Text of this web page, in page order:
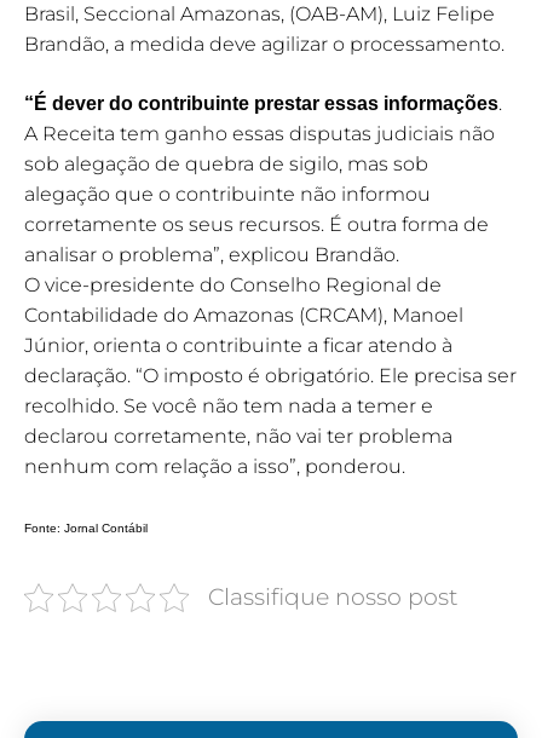
Brasil, Seccional Amazonas, (OAB-AM), Luiz Felipe
Brandão, a medida deve agilizar o processamento.
“É dever do contribuinte prestar essas informações.
A Receita tem ganho essas disputas judiciais não
sob alegação de quebra de sigilo, mas sob
alegação que o contribuinte não informou
corretamente os seus recursos. É outra forma de
analisar o problema”, explicou Brandão.
O vice-presidente do Conselho Regional de
Contabilidade do Amazonas (CRCAM), Manoel
Júnior, orienta o contribuinte a ficar atendo à
declaração. “O imposto é obrigatório. Ele precisa ser
recolhido. Se você não tem nada a temer e
declarou corretamente, não vai ter problema
nenhum com relação a isso”, ponderou.
Fonte: Jornal Contábil
Classifique nosso post